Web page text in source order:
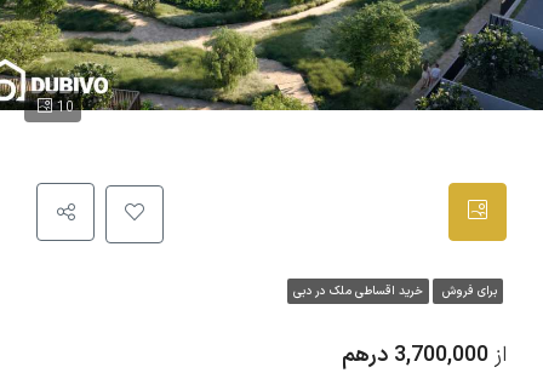
10
برای فروش خرید اقساطی ملک در دبی
از 3,700,000 درهم